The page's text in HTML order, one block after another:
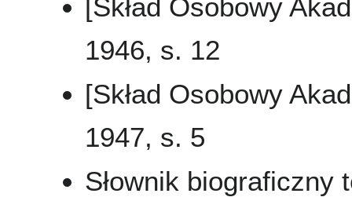
[Skład Osobowy
1946, s. 12
[Skład Osobowy
1947, s. 5
Słownik